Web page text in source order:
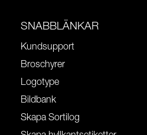
SNABBLÄNKAR
Kundsupport
Broschyrer
Logotype
Bildbank
Skapa Sortilog